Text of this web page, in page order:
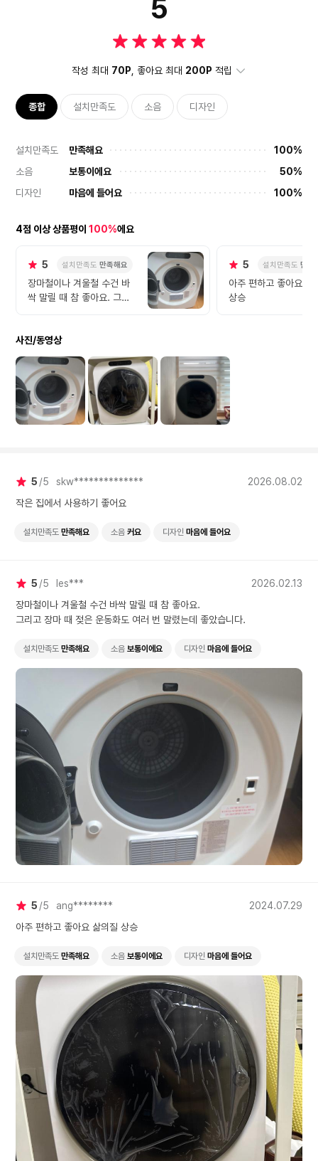
5
작성 최대 70P , 좋아요 최대 200P 적립
종합 설치만족도 소음 디자인
설치만족도 만족해요
100%
소음
보통이에요
50%
디자인
마음에 들어요 100%
4점 이상 상품평이 100%에요
5 설치만족도 만족해요
장마철이나 겨울철 수건 바
싹 말릴 때 참 좋아요. 그리
5 설치만족도 만족
아주 편하고 좋아요 삶
상승
사진/동영상
5 5 skw**************
2026.08.02
작은 집에서 사용하기 좋어요
설치만족도 만족해요 소음 커요 디자인 마음에 들어요
5 5 les***
2026.02.13
장마철이나 겨울철 수건 바싹 말릴 때 참 좋아요.
그리고 장마 때 젖은 운동화도 여러 번 말렸는데 좋았습니다.
설치만족도 만족해요 소음 보통이에요 디자인 마음에 들어요
5 5 ang********
2024.07.29
아주 편하고 좋아요 삶의질 상승
설치만족도 만족해요 소음 보통이에요 디자인 마음에 들어요